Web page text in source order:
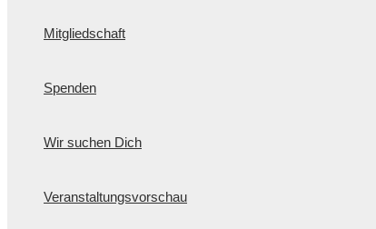
Mitgliedschaft
Spenden
Wir suchen Dich
Veranstaltungsvorschau